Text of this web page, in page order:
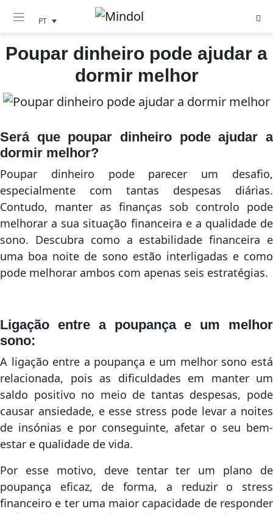
PT
Poupar dinheiro pode ajudar a
dormir melhor
Será que poupar dinheiro pode ajudar a
dormir melhor?
Poupar dinheiro pode parecer um desafio,
especialmente com tantas despesas diárias.
Contudo, manter as finanças sob controlo pode
melhorar a sua situação financeira e a qualidade de
sono. Descubra como a estabilidade financeira e
uma boa noite de sono estão interligadas e como
pode melhorar ambos com apenas seis estratégias.
Ligação entre a poupança e um melhor
sono:
A ligação entre a poupança e um melhor sono está
relacionada, pois as dificuldades em manter um
saldo positivo no meio de tantas despesas, pode
causar ansiedade, e esse stress pode levar a noites
de insónias e por conseguinte, afetar o seu bem-
estar e qualidade de vida.
Por esse motivo, deve tentar ter um plano de
poupança eficaz, de forma, a reduzir o stress
financeiro e ter uma maior capacidade de responder